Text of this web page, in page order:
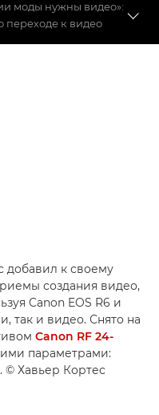
моды нужны видео»:
переходе к видео
добавил к своему
создания видео,
Canon EOS R6 и
так и видео. Снято на
Canon RF 24-
параметрами:
© Хавьер Кортес